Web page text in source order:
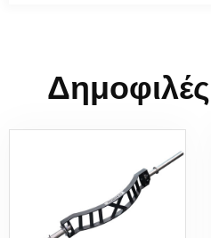
Δημοφιλές